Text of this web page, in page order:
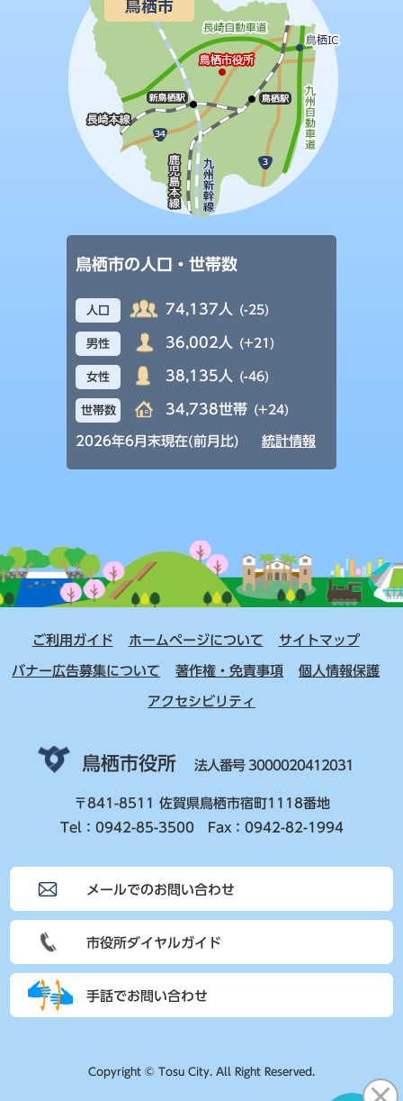
鳥栖市の人口・世帯数
人口 74,137人 (-25)
男性 36,002人 (+21)
女性 38,135人 (-46)
世帯数 34,738世帯 (+24)
2026年6月末現在(前月比) 統計情報
ご利用ガイド ホームページについて サイトマップ
バナー広告募集について 著作権・免責事項 個人情報保護
アクセシビリティ
鳥栖市役所 法人番号 3000020412031
〒841-8511 佐賀県鳥栖市宿町1118番地
Tel：0942-85-3500 Fax：0942-82-1994
メールでのお問い合わせ
市役所ダイヤルガイド
手話でお問い合わせ
Copyright © Tosu City. All Right Reserved.